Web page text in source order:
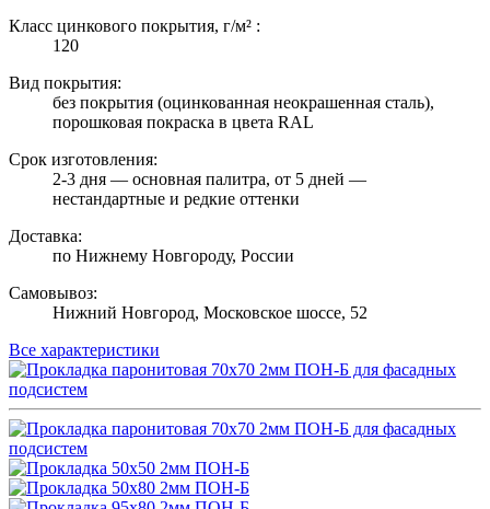
Класс цинкового покрытия, г/м² :
120
Вид покрытия:
без покрытия (оцинкованная неокрашенная сталь),
порошковая покраска в цвета RAL
Срок изготовления:
2-3 дня — основная палитра, от 5 дней —
нестандартные и редкие оттенки
Доставка:
по Нижнему Новгороду, России
Самовывоз:
Нижний Новгород, Московское шоссе, 52
Все характеристики